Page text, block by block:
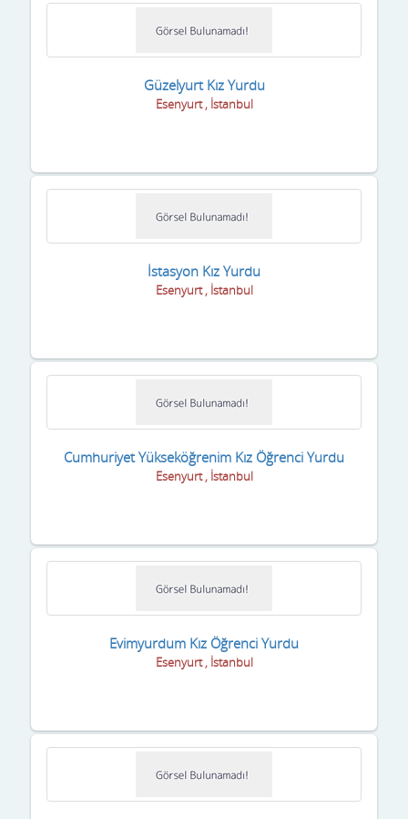
Güzelyurt Kız Yurdu
Esenyurt , İstanbul
İstasyon Kız Yurdu
Esenyurt , İstanbul
Cumhuriyet Yükseköğrenim Kız Öğrenci Yurdu
Esenyurt , İstanbul
Evimyurdum Kız Öğrenci Yurdu
Esenyurt , İstanbul